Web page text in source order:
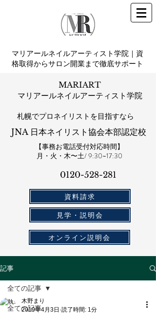
マリアールネイルアーティスト学院｜資
格取得からサロン開業まで徹底サポート
MARIART
マリアールネイルアーティスト学院
札幌​でプロネイリストを目指すなら
JNA 日本ネイリスト協会本部認定校
【事務お電話受付対応時間】
​月・火・木〜土/ 9:30~17:30
0120-528-281​
資料請求
見学・説明会
オンライン説明会
記事
全ての記事
全ての記事
木野まり
2019年4月3日 読了時間: 1分